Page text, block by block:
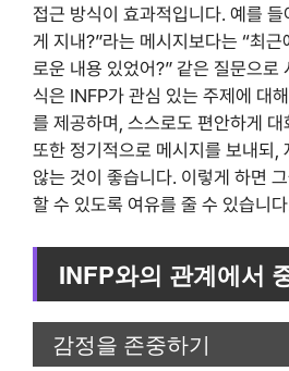
접근 방식이 효과적입니다. 예를
게 지내?”라는 메시지보다는 “최근
로운 내용 있었어?” 같은 질문으로
식은 INFP가 관심 있는 주제에 대
를 제공하며, 스스로도 편안하게
또한 정기적으로 메시지를 보내되,
않는 것이 좋습니다. 이렇게 하면
할 수 있도록 여유를 줄 수 있습니
INFP와의 관계에서
감정을 존중하기